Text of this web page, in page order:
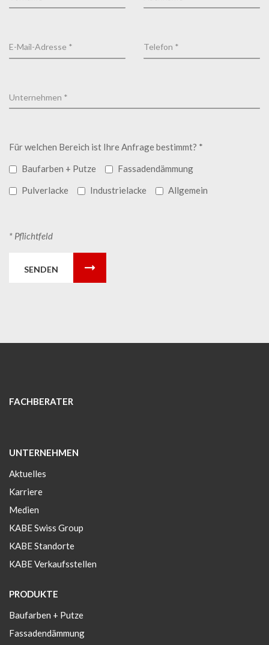
Für welchen Bereich ist Ihre Anfrage bestimmt? *
Baufarben + Putze
Fassadendämmung
Pulverlacke
Industrielacke Allgemein
* Pflichtfeld
SENDEN
FACHBERATER
UNTERNEHMEN
Aktuelles
Karriere
Medien
KABE Swiss Group
KABE Standorte
KABE Verkaufsstellen
PRODUKTE
Baufarben + Putze
Fassadendämmung